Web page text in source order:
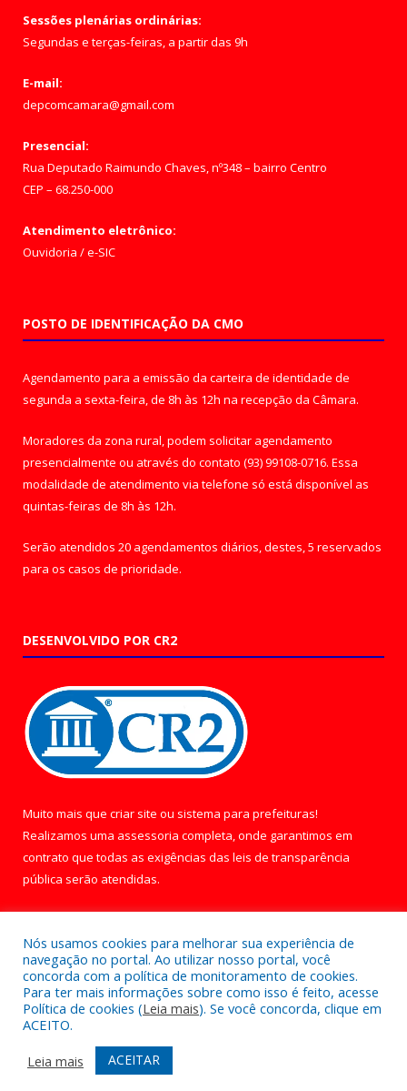
Sessões plenárias ordinárias:
Segundas e terças-feiras, a partir das 9h
E-mail:
depcomcamara@gmail.com
Presencial:
Rua Deputado Raimundo Chaves, nº348 – bairro Centro
CEP – 68.250-000
Atendimento eletrônico:
Ouvidoria /e-SIC
POSTO DE IDENTIFICAÇÃO DA CMO
Agendamento para a emissão da carteira de identidade de
segunda a sexta-feira, de 8h às 12h na recepção da Câmara.
Moradores da zona rural, podem solicitar agendamento
presencialmente ou através do contato (93) 99108-0716. Essa
modalidade de atendimento via telefone só está disponível as
quintas-feiras de 8h às 12h.
Serão atendidos 20 agendamentos diários, destes, 5 reservados
para os casos de prioridade.
DESENVOLVIDO POR CR2
Muito mais que criar site ou sistema para prefeituras!
Realizamos uma assessoria completa, onde garantimos em
contrato que todas as exigências das leis de transparência
pública serão atendidas.
Todos os direitos reservados a Câmara Municipal de Óbidos.
Mapa do Site
Acessar Área Administrativa
Acessar Webmail
Nós usamos cookies para melhorar sua experiência de
navegação no portal. Ao utilizar nosso portal, você
concorda com a política de monitoramento de cookies.
Para ter mais informações sobre como isso é feito, acesse
Política de cookies (Leia mais). Se você concorda, clique em
ACEITO.
Leia mais
ACEITAR